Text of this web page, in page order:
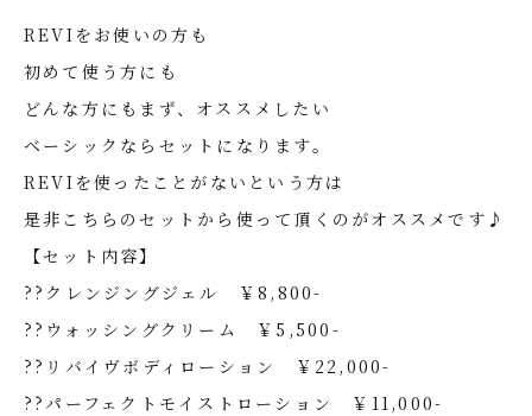
REVIをお使いの方も
初めて使う方にも
どんな方にもまず、オススメしたい
ベーシックならセットになります。
REVIを使ったことがないという方は
是非こちらのセットから使って頂くのがオススメです♪
【セット内容】
??クレンジングジェル ￥8,800-
??ウォッシングクリーム ￥5,500-
??リバイヴボディローション ￥22,000-
??パーフェクトモイストローション ￥11,000-